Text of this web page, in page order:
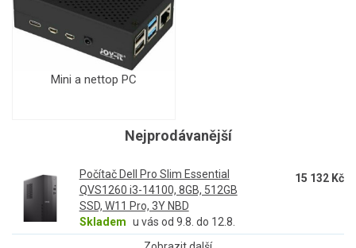
Mini a nettop PC
Nejprodávanější
Počítač Dell Pro Slim Essential
QVS1260 i3-14100, 8GB, 512GB
SSD, W11 Pro, 3Y NBD
Skladem u vás od 9.8. do 12.8.
15 132 Kč